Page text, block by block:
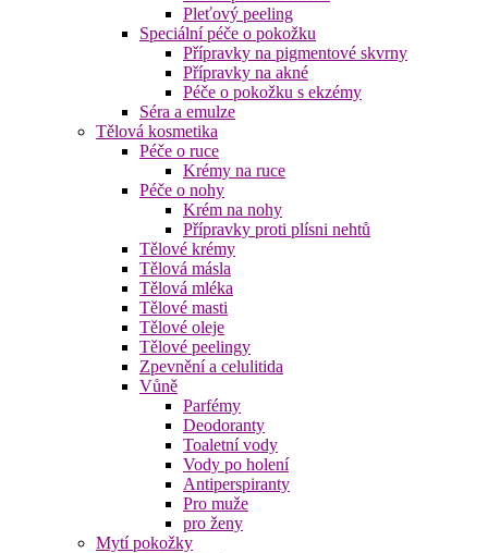
Pleťový peeling
Speciální péče o pokožku
Přípravky na pigmentové skvrny
Přípravky na akné
Péče o pokožku s ekzémy
Séra a emulze
Tělová kosmetika
Péče o ruce
Krémy na ruce
Péče o nohy
Krém na nohy
Přípravky proti plísni nehtů
Tělové krémy
Tělová másla
Tělová mléka
Tělové masti
Tělové oleje
Tělové peelingy
Zpevnění a celulitida
Vůně
Parfémy
Deodoranty
Toaletní vody
Vody po holení
Antiperspiranty
Pro muže
pro ženy
Mytí pokožky